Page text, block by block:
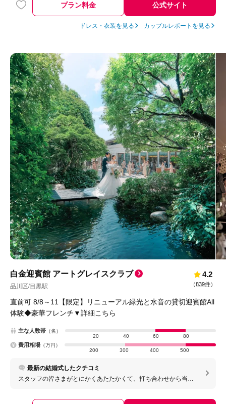
プラン料金 公式サイト
ドレス・衣装を見る カップルレポートを見る
白金迎賓館 アートグレイスクラブ
品川区/目黒駅
4.2
（839件）
直前可 8/8～11【限定】リニューアル緑光と水音の貸切迎賓館All
体験◆豪華フレンチ▼詳細こちら
主な人数帯 （名）
20
40 60 80
費用相場 （万円）
200
300 400 500
最新の結婚式したクチコミ
スタッフの皆さまがとにかくあたたかくて、打ち合わせから当日